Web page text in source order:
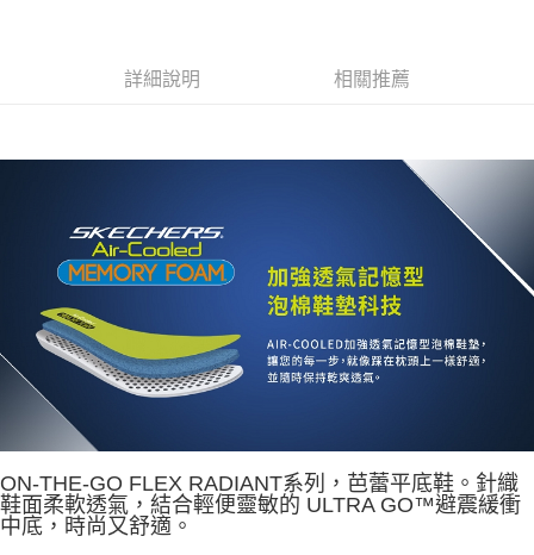
2.透過簡訊連結打開帳單後，可選擇「超商條碼／台灣大直營門市／銀行轉
帳／街口支付／iPASS MONEY」等通路繳費。
用戶於交易時，得透過本服務購買商品或服務，並由商店將買賣／分期付款
2.基於同意付款使用「大哥付你分期」之契約關係目的，商店將以您的個人
資料（包含姓名、電話或地址）提供予台灣大哥大進項蒐集、處理及利用，
由本公司與您本人進行分期帳單所需資料之確認、核對及更正。
3.完整用戶服務條款，請詳閱以下連結：https://oppay.tw/userRule
詳細說明 相關推薦
ON-THE-GO FLEX RADIANT系列，芭蕾平底鞋。針織
鞋面柔軟透氣，結合輕便靈敏的 ULTRA GO™避震緩衝
中底，時尚又舒適。